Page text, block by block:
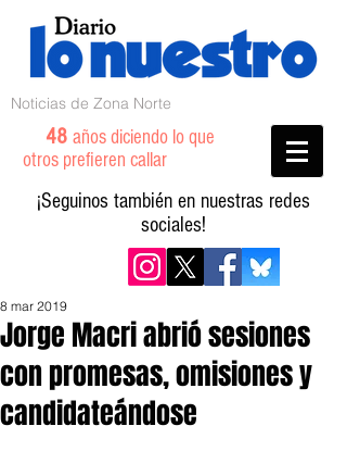
Noticias de Zona Norte
48 años diciendo lo que
otros prefieren callar
¡Seguinos también en nuestras redes
sociales!
Jorge Macri abrió sesiones
con promesas, omisiones y
candidateándose
8 mar 2019